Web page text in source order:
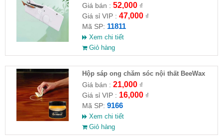
Giá bán : 52,000₫
Giá sỉ VIP : 47,000₫
Mã SP: 11811
Xem chi tiết
Giỏ hàng
Hộp sáp ong chăm sóc nội thất BeeWax
Giá bán : 21,000₫
Giá sỉ VIP : 16,000₫
Mã SP: 9166
Xem chi tiết
Giỏ hàng